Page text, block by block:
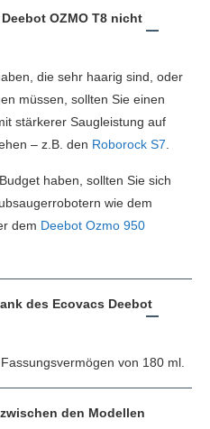
OZMO T8 nicht
die sehr haarig sind, oder
müssen, sollten Sie einen
stärkerer Saugleistung auf
– z.B. den Roborock S7.
haben, sollten Sie sich
wie dem
dem Deebot Ozmo 950
des Ecovacs Deebot
von 180 ml.
den Modellen